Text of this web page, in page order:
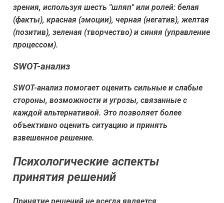
зрения, используя шесть "шляп" или ролей: белая
(факты), красная (эмоции), черная (негатив), желтая
(позитив), зеленая (творчество) и синяя (управление
процессом).
SWOT-анализ
SWOT-анализ помогает оценить сильные и слабые
стороны, возможности и угрозы, связанные с
каждой альтернативой. Это позволяет более
объективно оценить ситуацию и принять
взвешенное решение.
Психологические аспекты
принятия решений